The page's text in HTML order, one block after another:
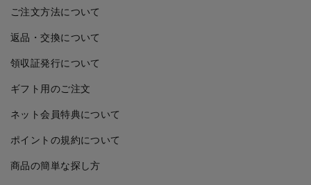
ご注文方法について
返品・交換について
領収証発行について
ギフト用のご注文
ネット会員特典について
ポイントの規約について
商品の簡単な探し方